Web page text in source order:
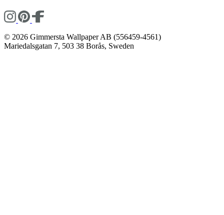
© 2026 Gimmersta Wallpaper AB (556459-4561)
Mariedalsgatan 7, 503 38 Borås, Sweden